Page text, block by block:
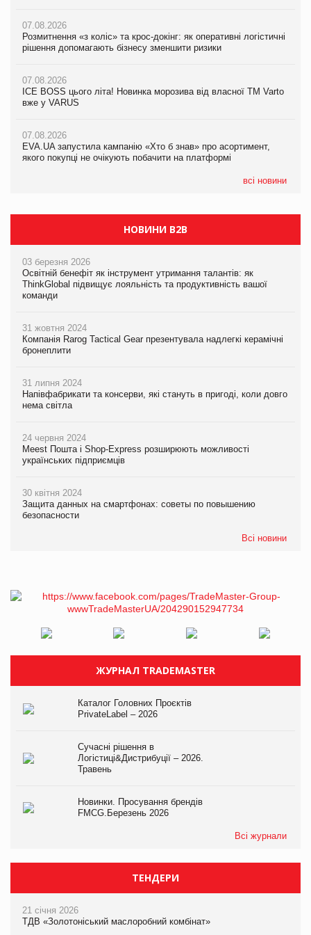
07.08.2026
Розмитнення «з коліс» та крос-докінг: як оперативні логістичні
рішення допомагають бізнесу зменшити ризики
07.08.2026
ICE BOSS цього літа! Новинка морозива від власної ТМ Varto
вже у VARUS
07.08.2026
EVA.UA запустила кампанію «Хто б знав» про асортимент,
якого покупці не очікують побачити на платформі
всі новини
07.08.2026
Розмитнення «з коліс» та крос-докінг: як оперативні логістичні
рішення допомагають бізнесу зменшити ризики
07.08.2026
ICE BOSS цього літа! Новинка морозива від власної ТМ Varto
вже у VARUS
07.08.2026
EVA.UA запустила кампанію «Хто б знав» про асортимент,
якого покупці не очікують побачити на платформі
07.08.2026
Kraft Heinz скоротила збиток у першому півріччі
Продажі Hugo Boss впали на 9%
НОВИНИ B2B
03 березня 2026
Освітній бенефіт як інструмент утримання талантів: як
ThinkGlobal підвищує лояльність та продуктивність вашої
команди
31 жовтня 2024
Компанія Rarog Tactical Gear презентувала надлегкі керамічні
бронеплити
31 липня 2024
Напівфабрикати та консерви, які стануть в пригоді, коли довго
нема світла
24 червня 2024
Meest Пошта і Shop-Express розширюють можливості
українських підприємців
30 квітня 2024
Защита данных на смартфонах: советы по повышению
безопасности
Всі новини
ЖУРНАЛ TRADEMASTER
Каталог Головних Проєктів
PrivateLabel – 2026
Сучасні рішення в
Логістиці&Дистрибуції – 2026.
Травень
Новинки. Просування брендів
FMCG.Березень 2026
Всі журнали
ТЕНДЕРИ
21 січня 2026
ТДВ «Золотоніський маслоробний комбінат»